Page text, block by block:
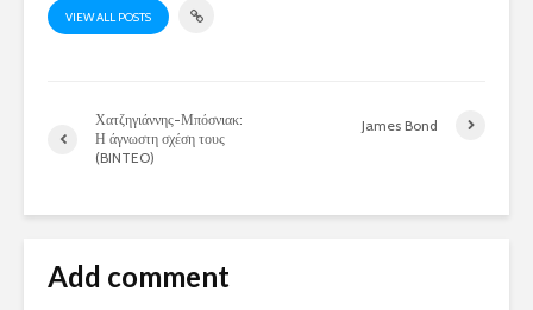
VIEW ALL POSTS
Χατζηγιάννης-Μπόσνιακ:
Η άγνωστη σχέση τους
(BINTEO)
James Bond
Add comment